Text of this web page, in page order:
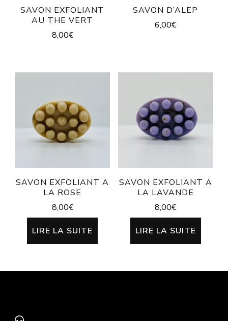
SAVON EXFOLIANT
AU THE VERT
8,00€
SAVON D’ALEP
6,00€
SAVON EXFOLIANT A
LA ROSE
8,00€
LIRE LA SUITE
SAVON EXFOLIANT A
LA LAVANDE
8,00€
LIRE LA SUITE